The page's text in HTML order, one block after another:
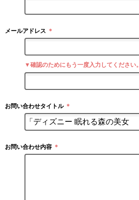
メールアドレス ＊
▼確認のためにもう一度入力してください。
お問い合わせタイトル ＊
お問い合わせ内容 ＊